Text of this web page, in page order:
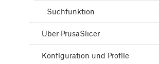
Suchfunktion
Über PrusaSlicer
Konfiguration und Profile